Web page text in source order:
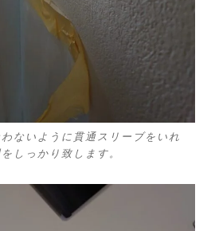
ないように貫通スリーブをいれ
しっかり致します。